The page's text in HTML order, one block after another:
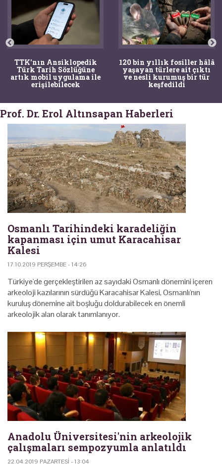
TTK'nın Ansiklopedik
Türk Tarih Sözlüğüne
artık mobil uygulama ile
erişilebilecek
120 bin yıllık fosiller hâlâ
yaşayan türlere ait çıktı
ve nesli kurumuş bir tür
keşfedildi
Prof. Dr. Erol Altınsapan Haberleri
Osmanlı Tarihindeki karadeliğin
kapanması için umut Karacahisar
Kalesi
17.10.2019 PERŞEMBE - 14:26
Türkiye'de gerçekleştirilen az sayıdaki Osmanlı dönemini içeren
arkeoloji kazılarının sürdüğü Karacahisar Kalesi, Osmanlı'nın
kuruluş dönemine ait boşluğu doldurabilecek en önemli
arkeolojik alan olarak tanımlanıyor.
Anadolu Üniversitesi'nin arkeolojik
çalışmaları sempozyumla anlatıldı
22.04.2019 PAZARTESI - 13:04